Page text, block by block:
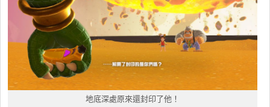
地底深處原來還封印了他！